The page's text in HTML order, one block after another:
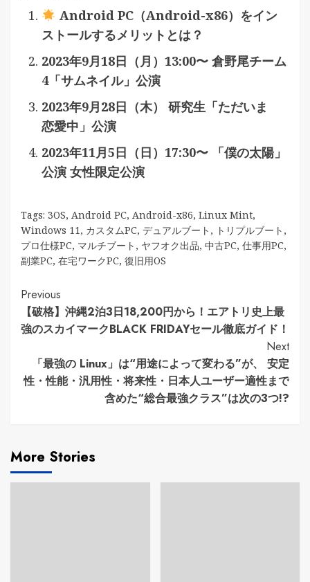
Android PC（Android-x86）をイン
ストールするメリットとは？
2023年9月18日（月）13:00〜 倉野尾チーム
4「サムネイル」公演
2023年9月28日（木） 研究生「ただいま
恋愛中」公演
2023年11月5日（日）17:30〜 「僕の太陽」
公演 女性限定公演
Tags: 3OS, Android PC, Android-x86, Linux Mint,
Windows 11, カスタムPC, デュアルブート , トリプルブート ,
プロ仕様PC, マルチブート , ヤフオク出品, 中古PC, 仕事用PC,
副業PC, 在宅ワークPC, 復旧用OS
Continue
Reading
Previous
【破格】沖縄2泊3日18,200円から！エアトリ史上最
強のスカイマークBLACK FRIDAYセール徹底ガイド！
Next
「最強の Linux」は“用途によって変わる”が、 安定
性・性能・汎用性・将来性・日本人ユーザー適性まで
含めた“総合最強クラス”は次の3つ!?
More Stories